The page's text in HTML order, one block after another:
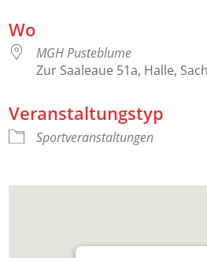
Wo
MGH Pusteblume
Zur Saaleaue 51a, Halle,
Veranstaltungstyp
Sportveranstaltungen